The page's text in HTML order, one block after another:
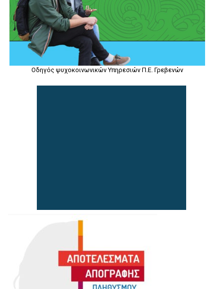
Οδηγός ψυχοκοινωνικών Υπηρεσιών Π.Ε. Γρεβενών